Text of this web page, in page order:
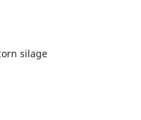
silage